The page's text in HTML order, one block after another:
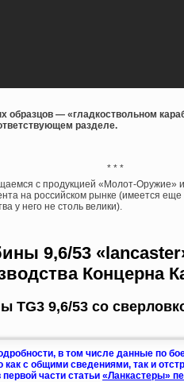
образцов — «гладкоствольном
разделе.
* * *
с продукцией «Молот-Оружие»
на российском рынке (имеется
у него не столь велики).
9,6/53
Концерна
TG3 9,6/53 со
в том числе данные по
с общими сведениями, так и
части статьи «Ланкастеры»